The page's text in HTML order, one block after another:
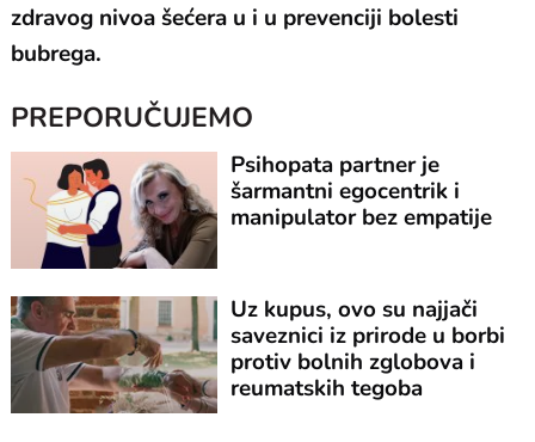
zdravog nivoa šećera u i u prevenciji bolesti
bubrega.
PREPORUČUJEMO
Psihopata partner je
šarmantni egocentrik i
manipulator bez empatije
Uz kupus, ovo su najjači
saveznici iz prirode u borbi
protiv bolnih zglobova i
reumatskih tegoba